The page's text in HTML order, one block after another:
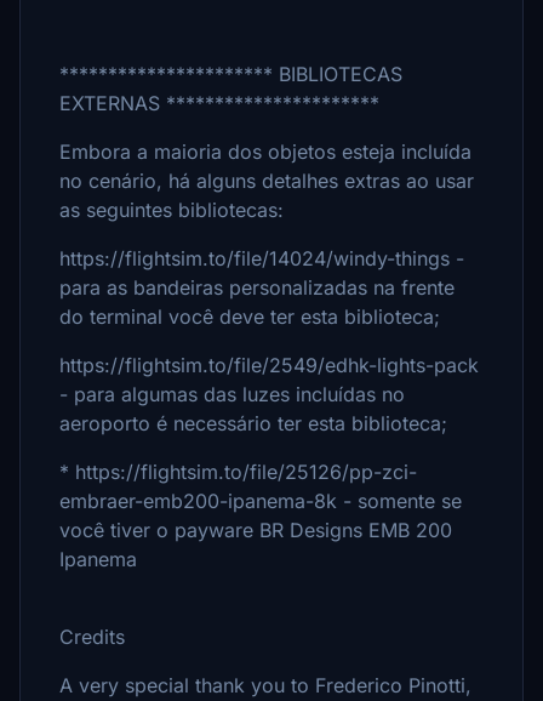
********************** BIBLIOTECAS
EXTERNAS **********************
Embora a maioria dos objetos esteja incluída
no cenário, há alguns detalhes extras ao usar
as seguintes bibliotecas:
https://flightsim.to/file/14024/windy-things -
para as bandeiras personalizadas na frente
do terminal você deve ter esta biblioteca;
https://flightsim.to/file/2549/edhk-lights-pack
- para algumas das luzes incluídas no
aeroporto é necessário ter esta biblioteca;
* https://flightsim.to/file/25126/pp-zci-
embraer-emb200-ipanema-8k - somente se
você tiver o payware BR Designs EMB 200
Ipanema
Credits
A very special thank you to Frederico Pinotti,